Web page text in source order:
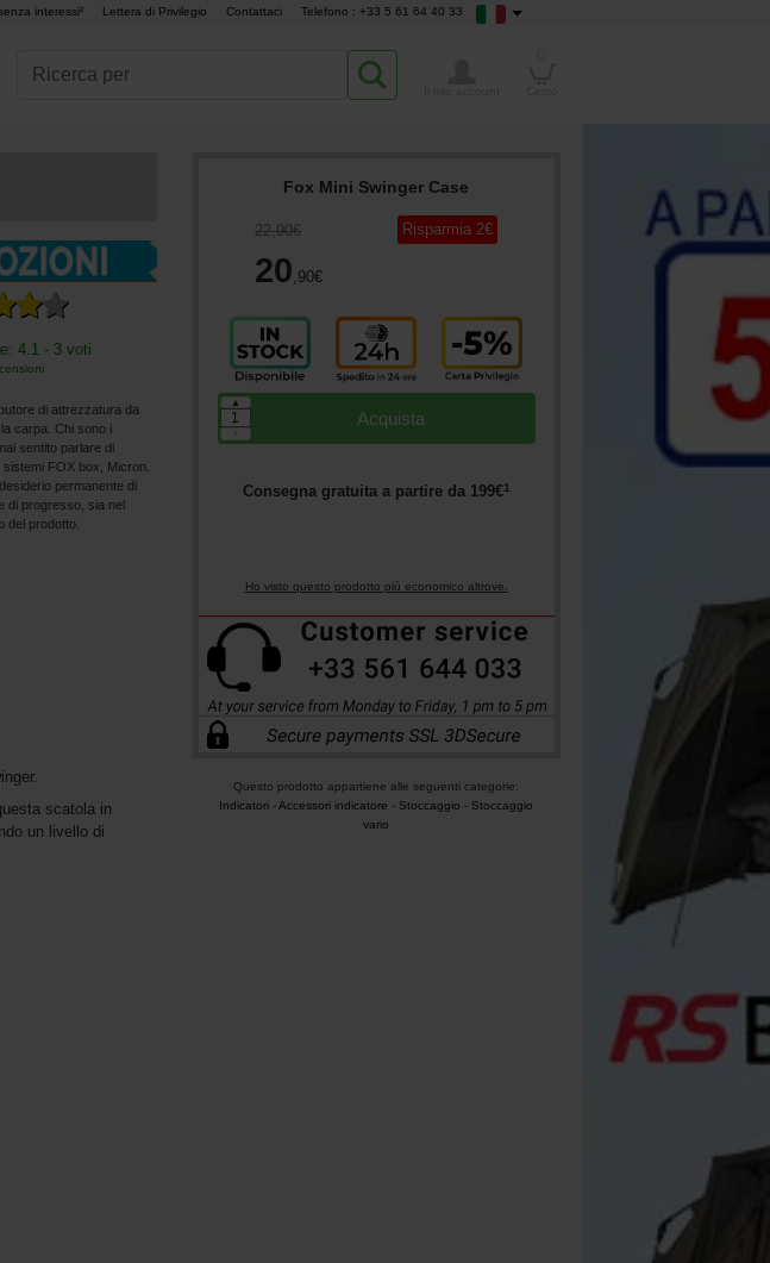
interessi² Lettera di Privilegio Contattaci Telefono : +33 5 61 64 40 33
4.1 - 3 voti
di attrezzatura da
carpa. Chi sono i
sentito parlare di
FOX box, Micron.
permanente di
di progresso, sia nel
del prodotto.
Fox Mini Swinger Case
22,90€
20,90€
Risparmia 2€
Acquista
▲
Consegna gratuita a partire da 199€1
Ho visto questo prodotto più economico altrove.
Questo prodotto appartiene alle seguenti categorie:
Indicatori -Accessori indicatore - Stoccaggio - Stoccaggio
vario
scatola in
un livello di